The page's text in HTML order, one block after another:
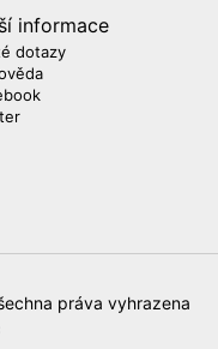
informace
dotazy
práva vyhrazena